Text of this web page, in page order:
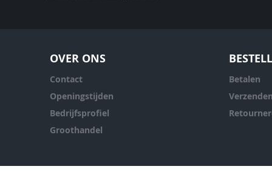
OVER ONS
Contact
Openingstijden
Bedrijfsprofiel
Groothandel
Betalen
Verzenden